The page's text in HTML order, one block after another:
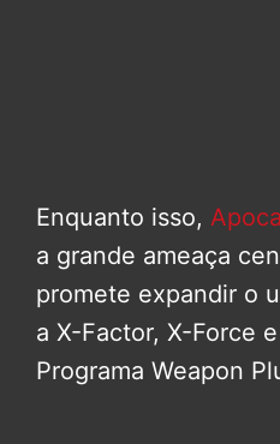
Enquanto isso,
a grande ameaça
promete expandir o
a X-Factor, X-Force
Programa Weapon